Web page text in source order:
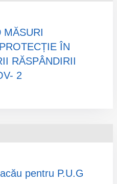
MĂSURI
ÎN
RĂSPÂNDIRII
2
pentru P.U.G